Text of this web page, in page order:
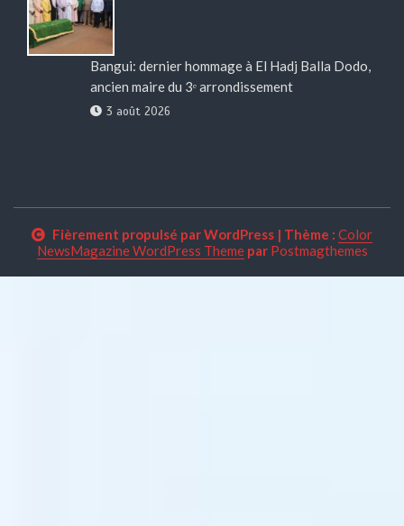
Bangui: dernier hommage à El Hadj Balla Dodo,
ancien maire du 3ᵉ arrondissement
3 août 2026
Fièrement propulsé par WordPress | Thème : Color
NewsMagazine WordPress Themepar Postmagthemes